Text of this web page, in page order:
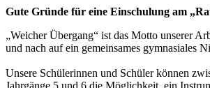
Gute Gründe für eine Einschulung am
„Weicher Übergang“ ist das Motto unserer
und nach auf ein gemeinsames gymnasiales
Unsere Schülerinnen und Schüler können
Jahrgänge 5 und 6 die Möglichkeit, ein